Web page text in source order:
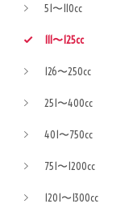
51〜110cc
111〜125cc
126〜250cc
251〜400cc
401〜750cc
751〜1200cc
1201〜1300cc